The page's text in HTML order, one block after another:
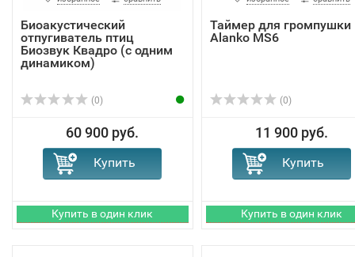
Биоакустический
отпугиватель птиц
Биозвук Квадро (с одним
динамиком)
(0)
60 900 руб.
Таймер для громпушки
Alanko MS6
(0)
11 900 руб.